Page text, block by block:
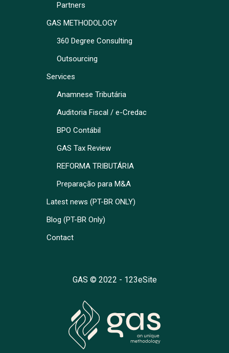
Partners
GAS METHODOLOGY
360 Degree Consulting
Outsourcing
Services
Anamnese Tributária
Auditoria Fiscal / e-Credac
BPO Contábil
GAS Tax Review
REFORMA TRIBUTÁRIA
Preparação para M&A
Latest news (PT-BR ONLY)
Blog (PT-BR Only)
Contact
GAS © 2022 - 123eSite